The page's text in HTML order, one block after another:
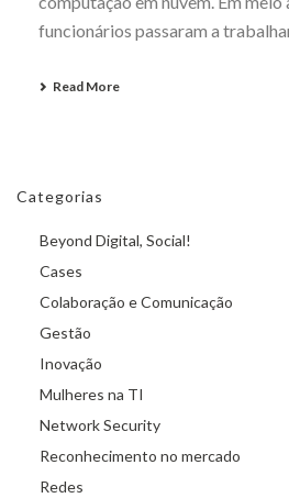
funcionários passaram a
Read More
Categorias
Beyond Digital, Social!
Cases
Colaboração e Comunicação
Gestão
Inovação
Mulheres na TI
Network Security
Reconhecimento no mercado
Redes